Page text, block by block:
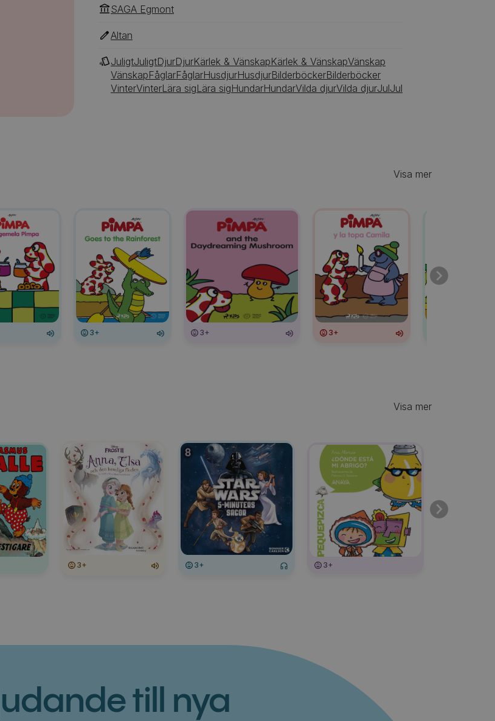
SAGA Egmont
Altan
JuligtJuligtDjurDjurKärlek & VänskapKärlek & VänskapVänskap
VänskapFåglarFåglarHusdjurHusdjurBilderböckerBilderböcker
VinterVinterLära sigLära sigHundarHundarVilda djurVilda djurJulJul
Visa mer
3+ 3+ 3+
Visa mer
3+ 3+ 3+
till nya